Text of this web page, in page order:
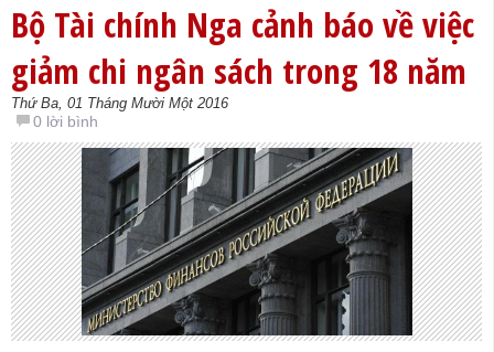
Bộ Tài chính Nga cảnh báo về việc
giảm chi ngân sách trong 18 năm
Thứ Ba, 01 Tháng Mười Một 2016
0 lời bình